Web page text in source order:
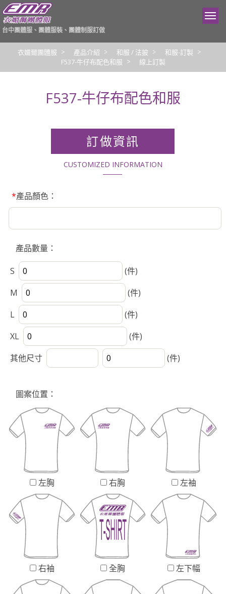
台中團體服、團體服裝、團體制服訂做
衣媚爾團體服 產品介紹 和服 / 法披
和服-訂製
F537-牛仔布配色和服
線上訂製
F537-牛仔布配色和服
訂做資訊
CUSTOMIZED INFORMATION
*產品顏色：
產品數量：
S
(件)
M
(件)
L
(件)
XL
(件)
其他尺寸
(件)
圖案位置：
左胸 右胸 左袖
右袖 全胸 左下幅